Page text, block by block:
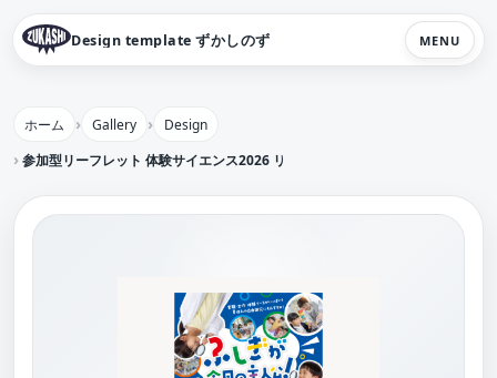
Design template ずかしのず MENU
ホーム Gallery
Design
参加型リーフレット 体験サイエンス2026 リーフレット